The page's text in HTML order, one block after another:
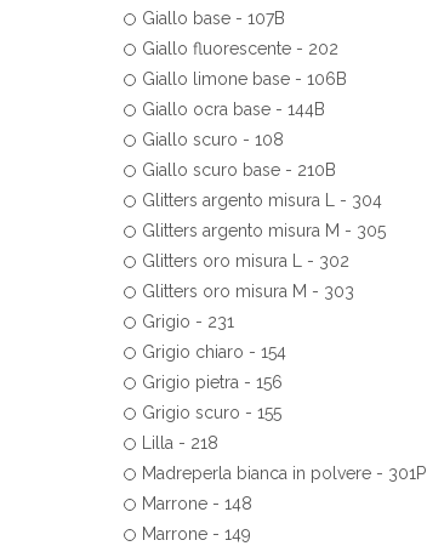
Giallo base - 107B
Giallo fluorescente - 202
Giallo limone base - 106B
Giallo ocra base - 144B
Giallo scuro - 108
Giallo scuro base - 210B
Glitters argento misura L - 304
Glitters argento misura M - 305
Glitters oro misura L - 302
Glitters oro misura M - 303
Grigio - 231
Grigio chiaro - 154
Grigio pietra - 156
Grigio scuro - 155
Lilla - 218
Madreperla bianca in polvere - 301P
Marrone - 148
Marrone - 149